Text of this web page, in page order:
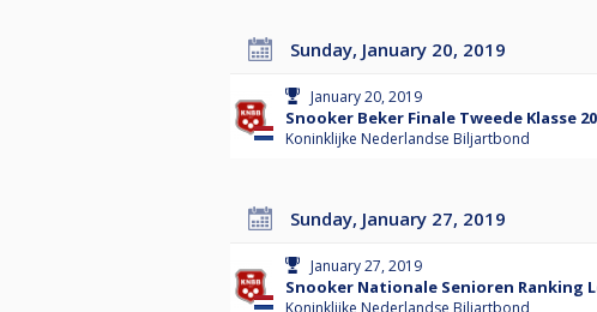
Sunday, January 20, 2019
January 20, 2019
Snooker Beker Finale Tweede Klasse
Koninklijke Nederlandse Biljartbond
Sunday, January 27, 2019
January 27, 2019
Snooker Nationale Senioren Ranking